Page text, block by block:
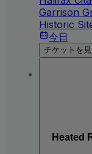
Garrison
Historic
今日
チケットを
Heated